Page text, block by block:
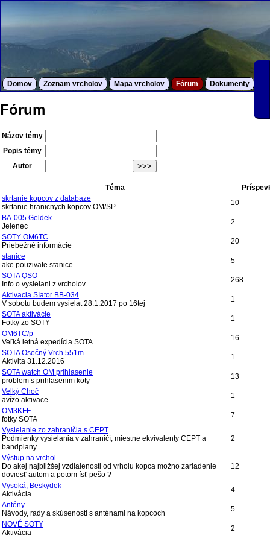
Domov Zoznam vrcholov Mapa vrcholov Fórum Dokumenty
Fórum
Názov témy
Popis témy
Autor
Téma
skrtanie kopcov z databaze
skrtanie hranicnych kopcov OM/SP
10
BA-005 Geldek
Jelenec
2
SOTY OM6TC
Priebežné informácie
20
stanice
ake pouzivate stanice
5
SOTA QSO
Info o vysielani z vrcholov
268
Aktivacia SIator BB-034
V sobotu budem vysielat 28.1.2017 po 16tej
1
SOTA aktivácie
Fotky zo SOTY
1
OM6TC/p
Veľká letná expedícia SOTA
16
SOTA Osečný Vrch 551m
Aktivita 31.12.2016
1
SOTA watch OM prihlasenie
problem s prihlasenim koty
13
Velký Choč
avízo aktivace
1
OM3KFF
fotky SOTA
7
Vysielanie zo zahraničia s CEPT
Podmienky vysielania v zahraničí, miestne ekvivalenty CEPT a
bandplany
2
Výstup na vrchol
Do akej najbližšej vzdialenosti od vrholu kopca možno zariadenie
doviesť autom a potom ísť pešo ?
12
Vysoká, Beskydek
Aktivácia
4
Antény
Návody, rady a skúsenosti s anténami na kopcoch
5
NOVÉ SOTY
Aktivácia
2